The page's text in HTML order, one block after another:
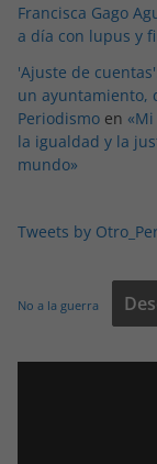
Francisca Gago
a día con lupus y
'Ajuste de
un ayuntamiento,
Periodismo en
la igualdad y la
mundo»
Tweets by
No a la guerra